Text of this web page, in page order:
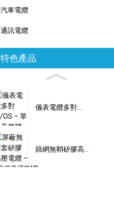
汽車電纜
通訊電纜
特色產品
儀表電纜多對...
篩網無鞘矽膠高...